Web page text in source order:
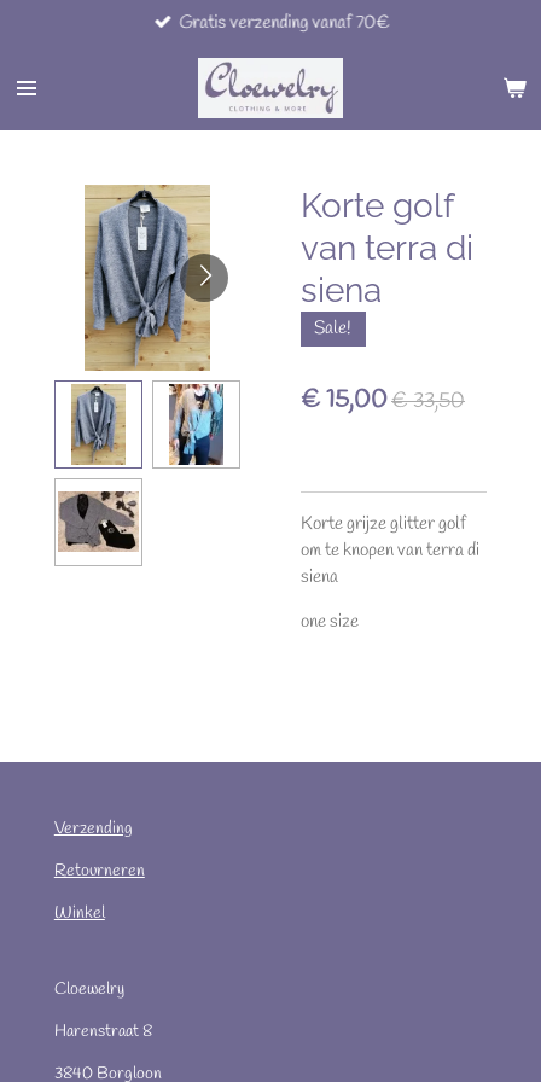
naar
hoofdinhoud
Gratis verzending vanaf 70€
Korte golf
van terra di
siena
Sale!
€ 15,00€ 33,50
Korte grijze glitter golf
om te knopen van terra di
siena
one size
Verzending
Retourneren
Winkel
Cloewelry
Harenstraat 8
3840 Borgloon